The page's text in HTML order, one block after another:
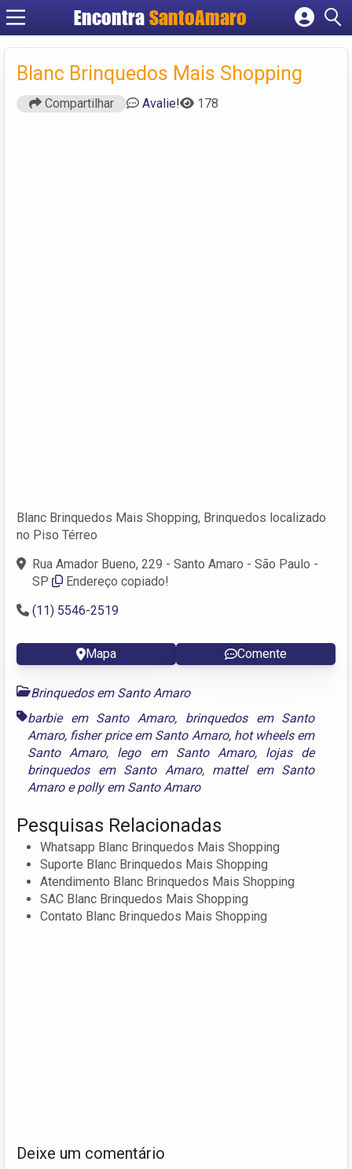
Encontra SantoAmaro
Cadastrar empresa
Criar conta
Blanc Brinquedos Mais Shopping
Compartilhar Avalie! 178
Blanc Brinquedos Mais Shopping, Brinquedos localizado
no Piso Térreo
Rua Amador Bueno, 229 - Santo Amaro - São Paulo -
SP
Endereço copiado!
(11) 5546-2519
Mapa Comente
Brinquedos em Santo Amaro
barbie em Santo Amaro, brinquedos em Santo
Amaro, fisher price em Santo Amaro, hot wheels em
Santo Amaro, lego em Santo Amaro, lojas de
brinquedos em Santo Amaro, mattel em Santo
Amaroepolly em Santo Amaro
Pesquisas Relacionadas
Whatsapp Blanc Brinquedos Mais Shopping
Suporte Blanc Brinquedos Mais Shopping
Atendimento Blanc Brinquedos Mais Shopping
SAC Blanc Brinquedos Mais Shopping
Contato Blanc Brinquedos Mais Shopping
Deixe um comentário